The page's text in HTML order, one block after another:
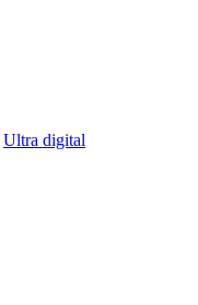
Ultra digital